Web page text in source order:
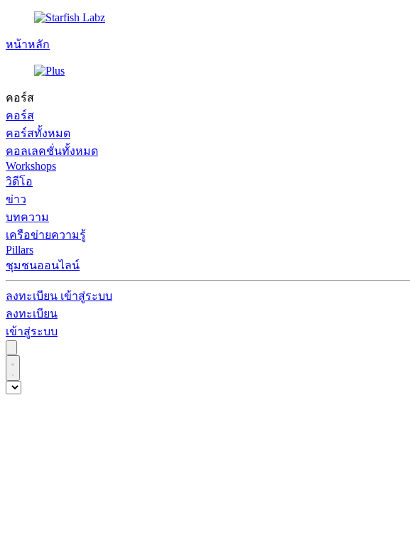
หน้าหลัก
คอร์ส
คอร์ส
คอร์สทั้งหมด
คอลเลคชั่นทั้งหมด
Workshops
วิดีโอ
ข่าว
บทความ
เครือข่ายความรู้
Pillars
ชุมชนออนไลน์
ลงทะเบียน เข้าสู่ระบบ
ลงทะเบียน
เข้าสู่ระบบ